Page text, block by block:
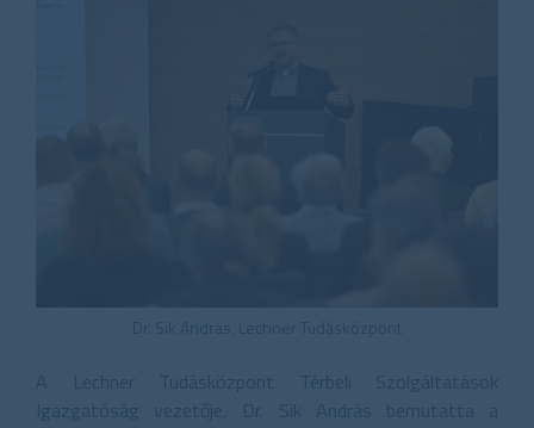
Dr. Sik András, Lechner Tudásközpont
A Lechner Tudásközpont Térbeli Szolgáltatások
Igazgatóság vezetője, Dr. Sik András bemutatta a